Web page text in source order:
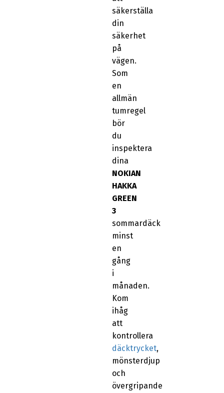
säkerställa
din
säkerhet
på
vägen.
Som
en
allmän
tumregel
bör
du
inspektera
dina
NOKIAN
HAKKA
GREEN
3
sommardäck
minst
en
gång
i
månaden.
Kom
ihåg
att
kontrollera
däcktrycket,
mönsterdjup
och
övergripande